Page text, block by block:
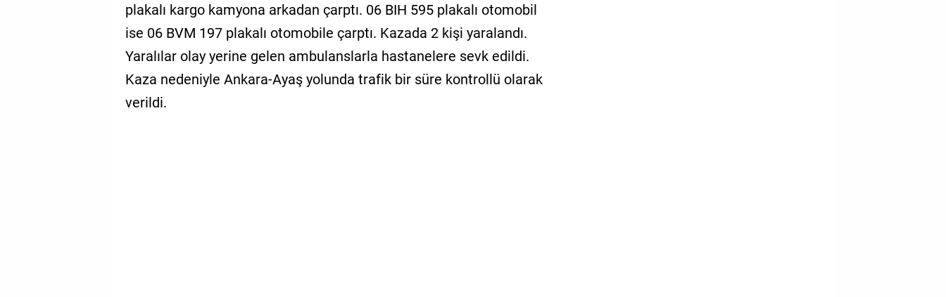
plakalı kargo kamyona arkadan çarptı. 06 BIH 595 plakalı otomobil
ise 06 BVM 197 plakalı otomobile çarptı. Kazada 2 kişi yaralandı.
Yaralılar olay yerine gelen ambulanslarla hastanelere sevk edildi.
Kaza nedeniyle Ankara-Ayaş yolunda trafik bir süre kontrollü olarak
verildi.